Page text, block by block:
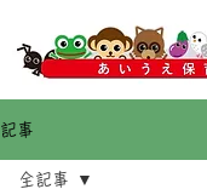
記事
全記事